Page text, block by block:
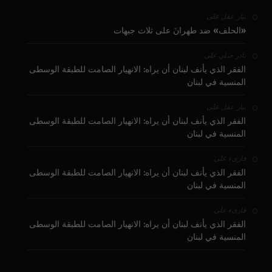
بيار عقل على
«الحلف» ضد طهرانَ على ثلاث جبهات
نادر جبلي على
الفقر الذي يأنف لبنان أن يراه: الانهيار الصامت للطبقة الوسطى
المنسية في لبنان
بيار عقل على
الفقر الذي يأنف لبنان أن يراه: الانهيار الصامت للطبقة الوسطى
المنسية في لبنان
قارىء على
الفقر الذي يأنف لبنان أن يراه: الانهيار الصامت للطبقة الوسطى
المنسية في لبنان
قارىء على
الفقر الذي يأنف لبنان أن يراه: الانهيار الصامت للطبقة الوسطى
المنسية في لبنان